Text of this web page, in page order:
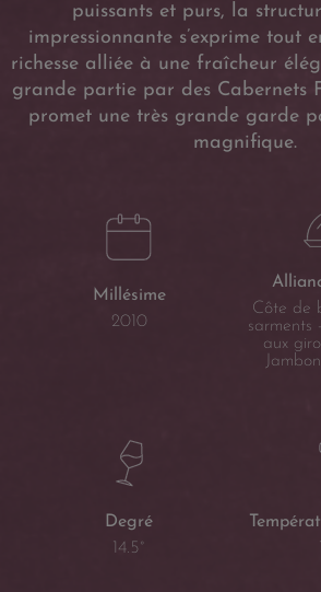
puissants et purs, la
impressionnante s’exprime tout
richesse alliée à une fraîcheur
grande partie par des Cabernets
promet une très grande garde
magnifique.
Millésime
2010
Côte de
sarments
aux
Degré
14.5°